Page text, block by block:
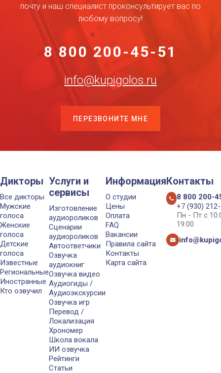
почту и наш специалист проконсультирует вас по
любому вопросу!
8 800 200-45-51
info@kupigolos.ru
ПЕРЕЗВОНИТЕ МНЕ
Дикторы
Все дикторы
Мужские
голоса
Женские
голоса
Детские
голоса
Известные
Региональные
Иностранные
Кто озвучил
Услуги и
сервисы
Изготовление
аудиороликов
Сценарии
аудиороликов
Автоответчики
Озвучка
аудиокниг
Озвучка видео
Аудиогиды /
Аудиоэкскурсии
Озвучка игр
Перевод /
Локализация
Хрономер
Школа вокала
ИИ озвучка
Рейтинги
Статьи
Информация
О студии
Цены
Оплата
FAQ
Вакансии
Правила сайта
Контакты
Карта сайта
Контакты
8 800 200-
+7 (930)
Пн - Пт с
19:00